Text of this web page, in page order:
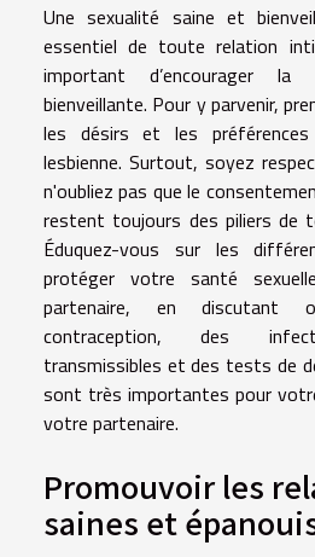
Une sexualité saine et
essentiel de toute relation
important d’encourager
bienveillante. Pour y parvenir,
les désirs et les
lesbienne. Surtout, soyez
n'oubliez pas que le
restent toujours des piliers de
Éduquez-vous sur les
protéger votre santé
partenaire, en discutant
contraception, des
transmissibles et des tests de
sont très importantes pour
votre partenaire.
Promouvoir les
saines et